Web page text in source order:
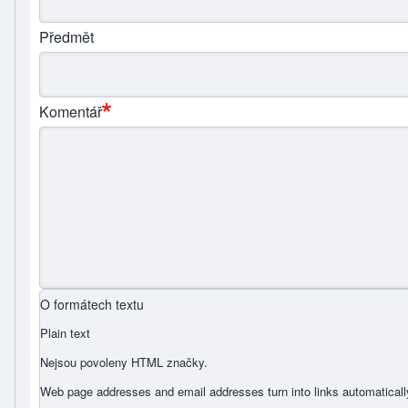
Předmět
Komentář
O formátech textu
Plain text
Nejsou povoleny HTML značky.
Web page addresses and email addresses turn into links